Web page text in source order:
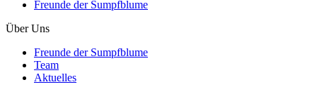
Freunde der Sumpfblume
Über Uns
Freunde der Sumpfblume
Team
Aktuelles